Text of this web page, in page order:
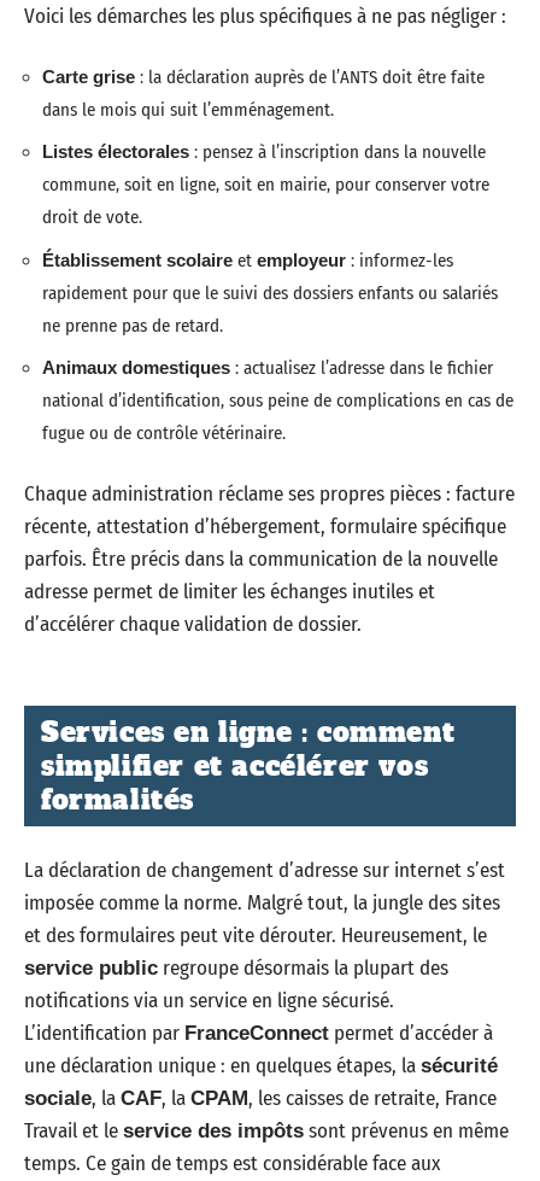
Voici les démarches les plus spécifiques à ne pas négliger :
Carte grise : la déclaration auprès de l’ANTS doit être faite
dans le mois qui suit l’emménagement.
Listes électorales : pensez à l’inscription dans la nouvelle
commune, soit en ligne, soit en mairie, pour conserver votre
droit de vote.
Établissement scolaire et employeur : informez-les
rapidement pour que le suivi des dossiers enfants ou salariés
ne prenne pas de retard.
Animaux domestiques : actualisez l’adresse dans le fichier
national d’identification, sous peine de complications en cas de
fugue ou de contrôle vétérinaire.
Chaque administration réclame ses propres pièces : facture
récente, attestation d’hébergement, formulaire spécifique
parfois. Être précis dans la communication de la nouvelle
adresse permet de limiter les échanges inutiles et
d’accélérer chaque validation de dossier.
Services en ligne : comment
simplifier et accélérer vos
formalités
La déclaration de changement d’adresse sur internet s’est
imposée comme la norme. Malgré tout, la jungle des sites
et des formulaires peut vite dérouter. Heureusement, le
service public regroupe désormais la plupart des
notifications via un service en ligne sécurisé.
L’identification par FranceConnect permet d’accéder à
une déclaration unique : en quelques étapes, la sécurité
sociale, la CAF, la CPAM, les caisses de retraite, France
Travail et le service des impôts sont prévenus en même
temps. Ce gain de temps est considérable face aux